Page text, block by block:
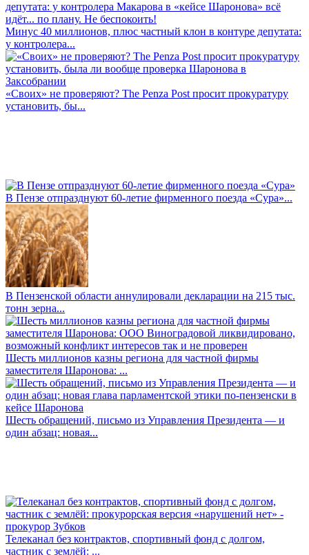
Минус 40 миллионов, плюс частный клон в контуре депутата:
у контролера...
«Своих» не проверяют? The Penza Post просит прокуратуру
установить, бы...
В Пензе отпразднуют 60-летие фирменного поезда «Сура»...
В Пензенской области аннулировали декларации на 215 тыс.
тонн зерна...
Шесть миллионов казны региона для частной фирмы
заместителя Шаронова: ...
Шесть обращений, письмо из Управления Президента — и
один абзац: новая...
Телеканал без контрактов, спортивный фонд с долгом,
частник с землёй: ...